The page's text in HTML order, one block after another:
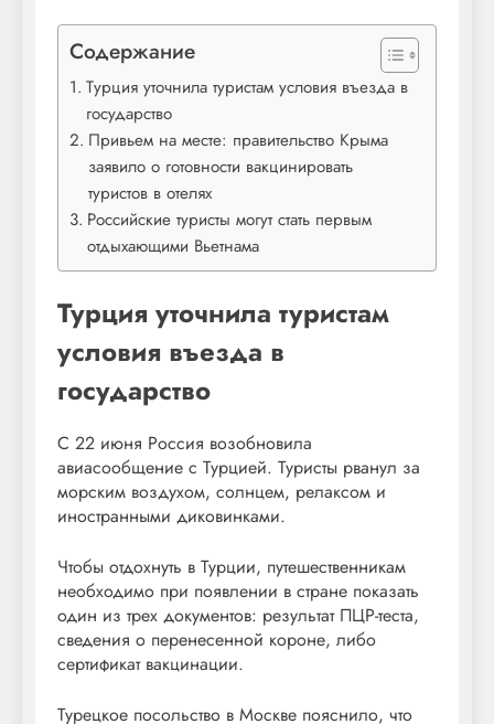
Содержание
Турция уточнила туристам условия въезда в
государство
Привьем на месте: правительство Крыма
заявило о готовности вакцинировать
туристов в отелях
Российские туристы могут стать первым
отдыхающими Вьетнама
Турция уточнила туристам
условия въезда в
государство
С 22 июня Россия возобновила
авиасообщение с Турцией. Туристы рванул за
морским воздухом, солнцем, релаксом и
иностранными диковинками.
Чтобы отдохнуть в Турции, путешественникам
необходимо при появлении в стране показать
один из трех документов: результат ПЦР-теста,
сведения о перенесенной короне, либо
сертификат вакцинации.
Турецкое посольство в Москве пояснило, что